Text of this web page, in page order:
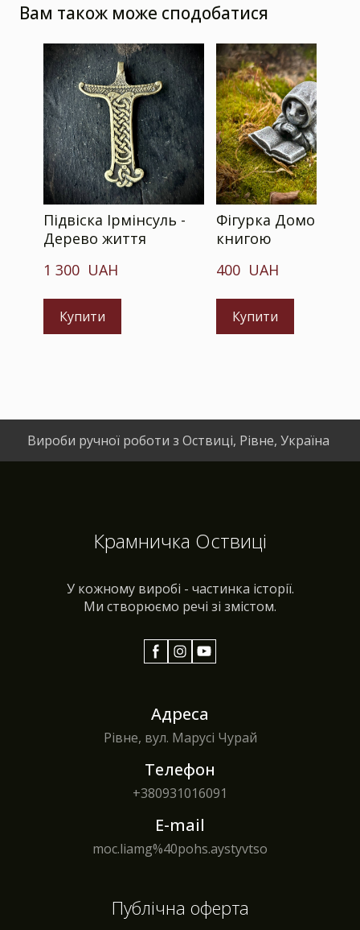
Вам також може сподобатися
Підвіска Ірмінсуль -
Дерево життя
1 300  UAH
Купити
Фігурка
книгою
400  UAH
Купити
Вироби ручної роботи з Оствиці, Рівне, Україна
Крамничка Оствиці
У кожному виробі - частинка історії.
Ми створюємо речі зі змістом.
Адреса
Рівне, вул. Марусі Чурай
Телефон
+380931016091
E-mail
moc.liamg%40pohs.aystyvtso
Публічна оферта